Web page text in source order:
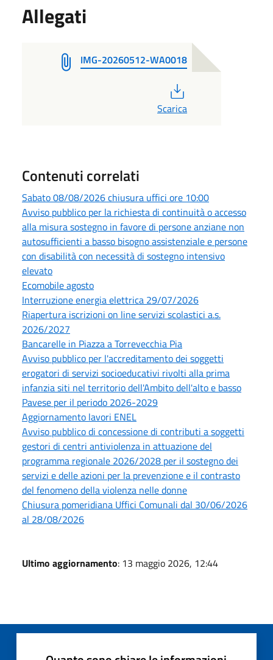
Allegati
IMG-20260512-WA0018
Scarica
Contenuti correlati
Sabato 08/08/2026 chiusura uffici ore 10:00
Avviso pubblico per la richiesta di continuità o accesso
alla misura sostegno in favore di persone anziane non
autosufficienti a basso bisogno assistenziale e persone
con disabilità con necessità di sostegno intensivo
elevato
Ecomobile agosto
Interruzione energia elettrica 29/07/2026
Riapertura iscrizioni on line servizi scolastici a.s.
2026/2027
Bancarelle in Piazza a Torrevecchia Pia
Avviso pubblico per l'accreditamento dei soggetti
erogatori di servizi socioeducativi rivolti alla prima
infanzia siti nel territorio dell'Ambito dell'alto e basso
Pavese per il periodo 2026-2029
Aggiornamento lavori ENEL
Avviso pubblico di concessione di contributi a soggetti
gestori di centri antiviolenza in attuazione del
programma regionale 2026/2028 per il sostegno dei
servizi e delle azioni per la prevenzione e il contrasto
del fenomeno della violenza nelle donne
Chiusura pomeridiana Uffici Comunali dal 30/06/2026
al 28/08/2026
Ultimo aggiornamento: 13 maggio 2026, 12:44